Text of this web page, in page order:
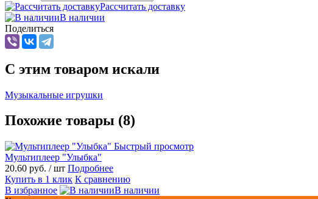
Рассчитать доставку
В наличии
Поделиться
C этим товаром искали
Музыкальные игрушки
Похожие товары (8)
Быстрый просмотр
Мультиплеер "Улыбка"
20.60 руб. / шт Подробнее
Купить в 1 клик К сравнению
В избранное
В наличии